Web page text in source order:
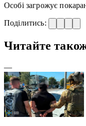
Особі загрожує
Поділитись:
Читайте
—